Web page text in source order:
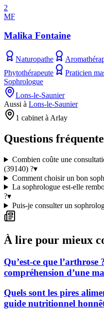
2
MF
Malika Fontaine
Naturopathe
Phytothérapeute
Praticien
Sophrologue
Lons-le-Saunier
Aussi à Lons-le-Saunier
1 cabinet à Arlay
Questions
Combien coûte une
(39140) ?▾
Comment choisir un bon
La sophrologue est-elle
?▾
Puis-je consulter un
À lire pour mieux
Qu’est-ce que
compréhension d’une
Quels sont les pires
guide nutritionnel